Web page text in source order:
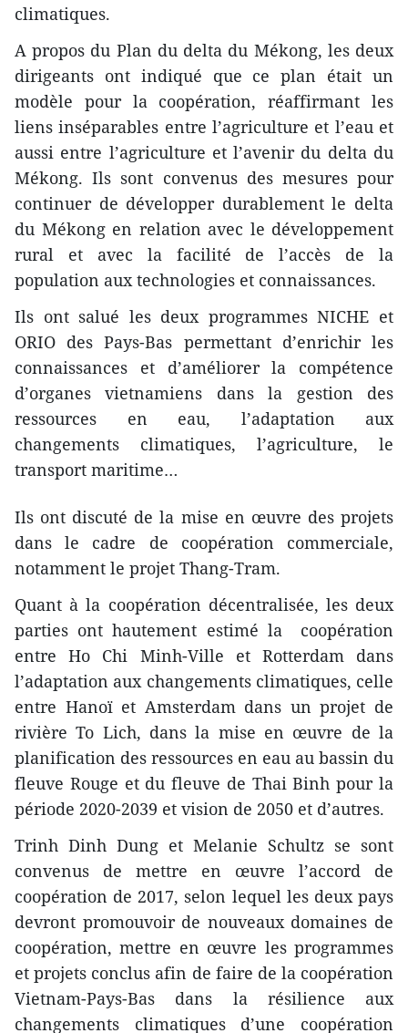
climatiques.
A propos du Plan du delta du Mékong, les deux
dirigeants ont indiqué que ce plan était un
modèle pour la coopération, réaffirmant les
liens inséparables entre l’agriculture et l’eau et
aussi entre l’agriculture et l’avenir du delta du
Mékong. Ils sont convenus des mesures pour
continuer de développer durablement le delta
du Mékong en relation avec le développement
rural et avec la facilité de l’accès de la
population aux technologies et connaissances.
Ils ont salué les deux programmes NICHE et
ORIO des Pays-Bas permettant d’enrichir les
connaissances et d’améliorer la compétence
d’organes vietnamiens dans la gestion des
ressources en eau, l’adaptation aux
changements climatiques, l’agriculture, le
transport maritime…
Ils ont discuté de la mise en œuvre des projets
dans le cadre de coopération commerciale,
notamment le projet Thang-Tram.
Quant à la coopération décentralisée, les deux
parties ont hautement estimé la coopération
entre Ho Chi Minh-Ville et Rotterdam dans
l’adaptation aux changements climatiques, celle
entre Hanoï et Amsterdam dans un projet de
rivière To Lich, dans la mise en œuvre de la
planification des ressources en eau au bassin du
fleuve Rouge et du fleuve de Thai Binh pour la
période 2020-2039 et vision de 2050 et d’autres.
Trinh Dinh Dung et Melanie Schultz se sont
convenus de mettre en œuvre l’accord de
coopération de 2017, selon lequel les deux pays
devront promouvoir de nouveaux domaines de
coopération, mettre en œuvre les programmes
et projets conclus afin de faire de la coopération
Vietnam-Pays-Bas dans la résilience aux
changements climatiques d’une coopération